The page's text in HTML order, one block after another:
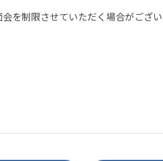
を制限させていただく場合がござ